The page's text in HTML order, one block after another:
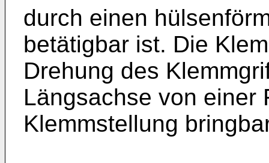
durch einen
betätigbar ist. Die
Drehung des
Längsachse von einer
Klemmstellung